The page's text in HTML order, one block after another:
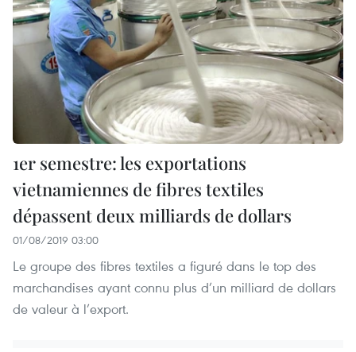
1er semestre: les exportations
vietnamiennes de fibres textiles
dépassent deux milliards de dollars
01/08/2019 03:00
Le groupe des fibres textiles a figuré dans le top des
marchandises ayant connu plus d’un milliard de dollars
de valeur à l’export.